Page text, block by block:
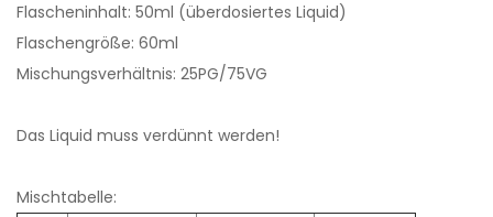
Flascheninhalt: 50ml (überdosiertes Liquid)
Flaschengröße: 60ml
Mischungsverhältnis: 25PG/75VG
Das Liquid muss verdünnt werden!
Mischtabelle: